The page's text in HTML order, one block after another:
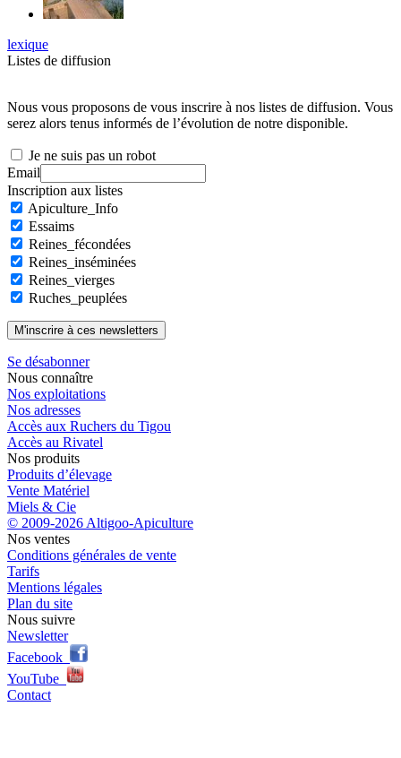
lexique
Listes de diffusion
Nous vous proposons de vous inscrire à nos listes de diffusion. Vous
serez alors tenus informés de l’évolution de notre disponible.
Je ne suis pas un robot
Email
Inscription aux listes
Apiculture_Info
Essaims
Reines_fécondées
Reines_inséminées
Reines_vierges
Ruches_peuplées
Se désabonner
Nous connaître
Nos exploitations
Nos adresses
Accès aux Ruchers du Tigou
Accès au Rivatel
Nos produits
Produits d’élevage
Vente Matériel
Miels & Cie
© 2009-2026 Altigoo-Apiculture
Nos ventes
Conditions générales de vente
Tarifs
Mentions légales
Plan du site
Nous suivre
Newsletter
Facebook
YouTube
Contact